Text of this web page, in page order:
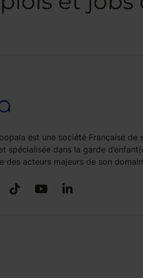
est une société Française de
spécialisée dans la garde
des acteurs majeurs de son